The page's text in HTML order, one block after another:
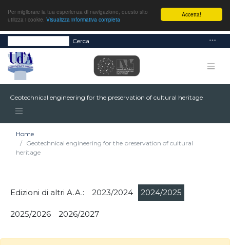
Accetta!
Per migliorare la tua esperienza di navigazione, questo sito
utilizza i cookie. Visualizza informativa completa
Cerca
Geotechnical engineering for the preservation of cultural heritage
Home
Geotechnical engineering for the preservation of cultural
heritage
Edizioni di altri A.A.: 2023/2024 2024/2025
2025/2026 2026/2027